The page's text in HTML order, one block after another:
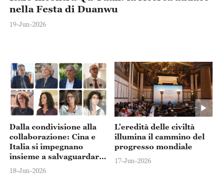
nella Festa di Duanwu
19-Jun-2026
Dalla condivisione alla
collaborazione: Cina e
Italia si impegnano
insieme a salvaguardare
i tesori del patrimonio
18-Jun-2026
L'eredità delle civiltà
illumina il cammino del
progresso mondiale
17-Jun-2026